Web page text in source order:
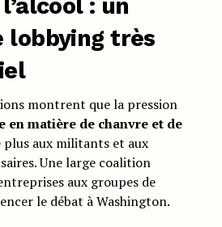
: un
lobbying très
montrent que la pression
en matière de chanvre et de
aux militants et aux
Une large coalition
aux groupes de
le débat à Washington.